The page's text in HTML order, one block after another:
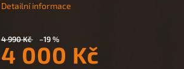
4 990 Kč –19 %
4 000 Kč
Detailní informace